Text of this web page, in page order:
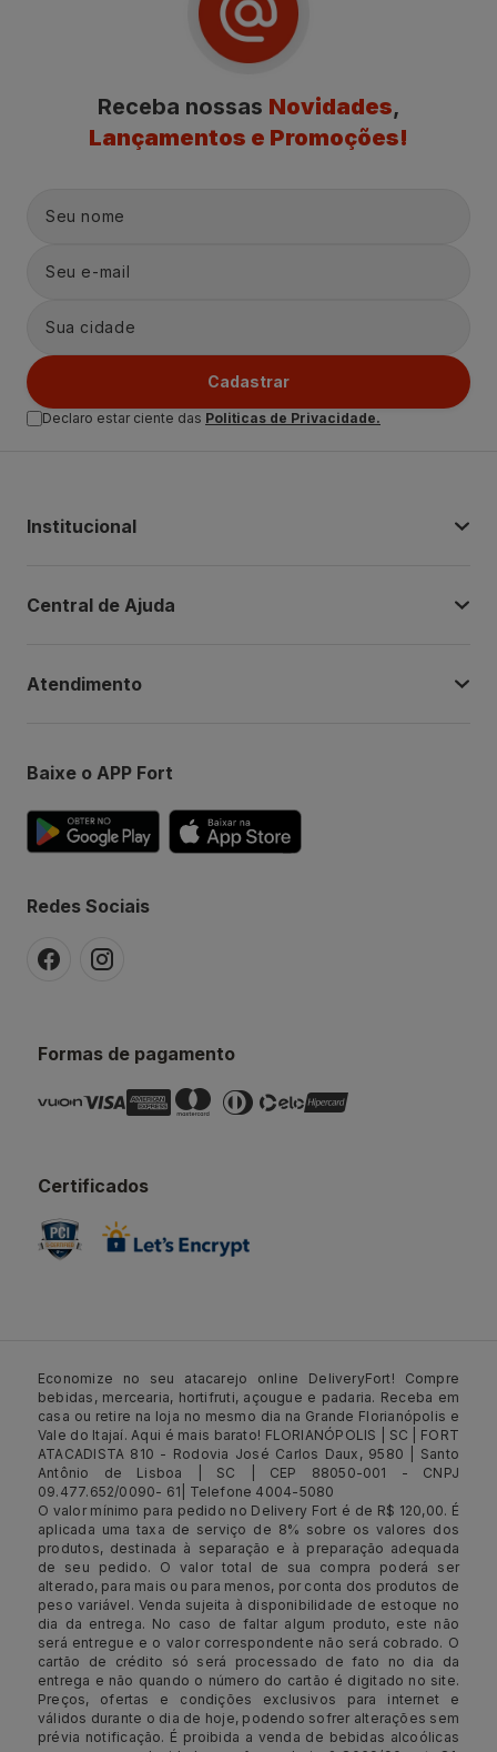
Receba nossas Novidades,
Lançamentos e Promoções!
Cadastrar
Declaro estar ciente das Politicas de Privacidade.
Institucional
Central de Ajuda
Atendimento
Baixe o APP Fort
Redes Sociais
Formas de pagamento
Certificados
Economize no seu atacarejo online DeliveryFort! Compre
bebidas, mercearia, hortifruti, açougue e padaria. Receba em
casa ou retire na loja no mesmo dia na Grande Florianópolis e
Vale do Itajaí. Aqui é mais barato! FLORIANÓPOLIS | SC | FORT
ATACADISTA 810 - Rodovia José Carlos Daux, 9580 | Santo
Antônio de Lisboa | SC | CEP 88050-001 - CNPJ
09.477.652/0090- 61| Telefone 4004-5080
O valor mínimo para pedido no Delivery Fort é de R$ 120,00. É
aplicada uma taxa de serviço de 8% sobre os valores dos
produtos, destinada à separação e à preparação adequada
de seu pedido. O valor total de sua compra poderá ser
alterado, para mais ou para menos, por conta dos produtos de
peso variável. Venda sujeita à disponibilidade de estoque no
dia da entrega. No caso de faltar algum produto, este não
será entregue e o valor correspondente não será cobrado. O
cartão de crédito só será processado de fato no dia da
entrega e não quando o número do cartão é digitado no site.
Preços, ofertas e condições exclusivos para internet e
válidos durante o dia de hoje, podendo sofrer alterações sem
prévia notificação. É proibida a venda de bebidas alcoólicas